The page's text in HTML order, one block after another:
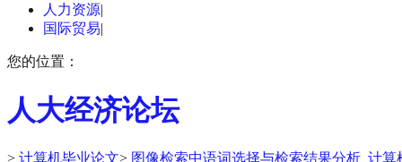
人力资源|
国际贸易|
您的位置：
人大经济论坛
> 计算机毕业论文> 图像检索中语词选择与检索结果分析_计算